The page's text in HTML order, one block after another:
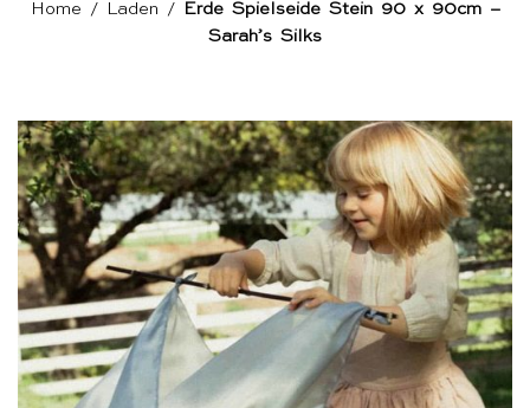
Home / Laden /
Erde Spielseide Stein 90 x 90cm –
Sarah’s Silks